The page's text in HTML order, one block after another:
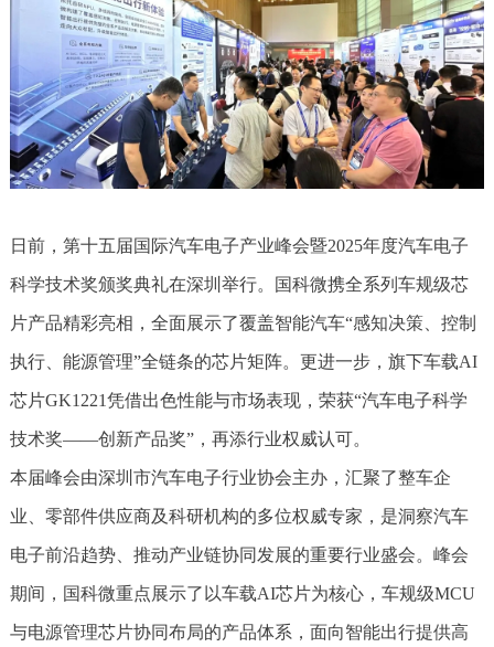
日前，第十五届国际汽车电子产业峰会暨2025年度汽车电子
科学技术奖颁奖典礼在深圳举行。国科微携全系列车规级芯
片产品精彩亮相，全面展示了覆盖智能汽车“感知决策、控制
执行、能源管理”全链条的芯片矩阵。更进一步，旗下车载AI
芯片GK1221凭借出色性能与市场表现，荣获“汽车电子科学
技术奖——创新产品奖”，再添行业权威认可。
本届峰会由深圳市汽车电子行业协会主办，汇聚了整车企
业、零部件供应商及科研机构的多位权威专家，是洞察汽车
电子前沿趋势、推动产业链协同发展的重要行业盛会。峰会
期间，国科微重点展示了以车载AI芯片为核心，车规级MCU
与电源管理芯片协同布局的产品体系，面向智能出行提供高